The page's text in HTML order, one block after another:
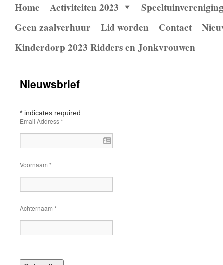
Spring
naar
inhoud
Home Activiteiten 2023
Geen zaalverhuur
Lid worden Contact
Kinderdorp 2023 Ridders en Jonkvrouwen
Nieuwsbrief
* indicates required
Email Address*
Voornaam *
Achternaam *